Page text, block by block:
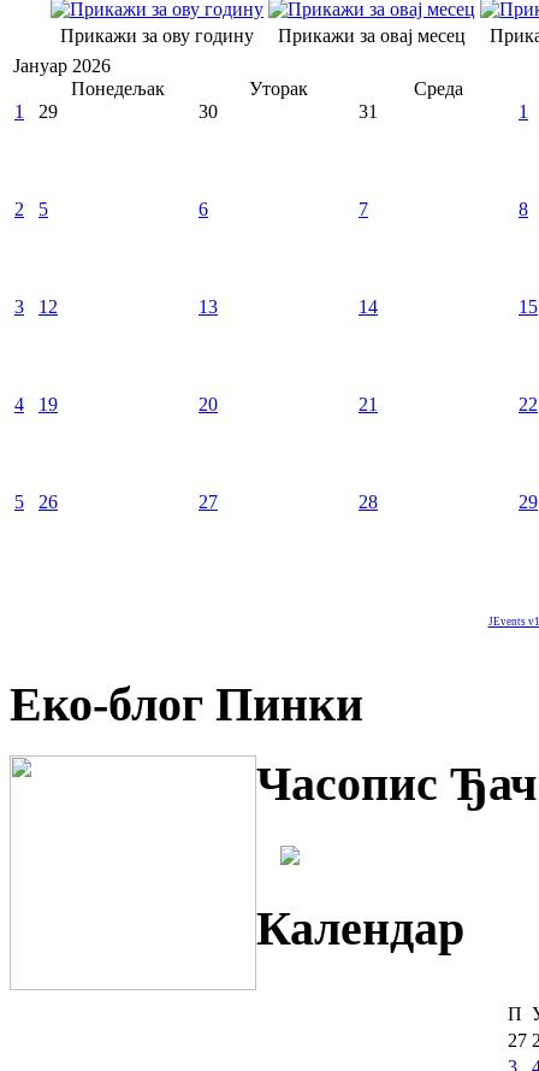
Прикажи за ову годину Прикажи за овај месец
Јануар 2026
Понедељак
Уторак
Среда
1
29 30 31 1
2 5 6 7 8
3 12 13 14 15
4 19 20 21 22
5 26 27 28 29
JEvents
Еко-блог Пинки
Часопис
Календар
П
27
3